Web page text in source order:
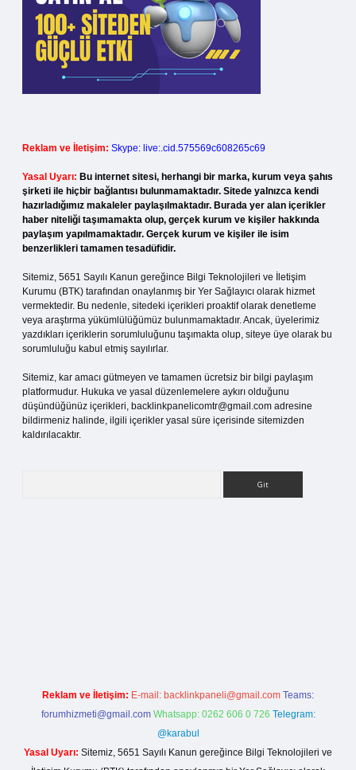
Reklam ve İletişim: Skype: live:.cid.575569c608265c69
Yasal Uyarı: Bu internet sitesi, herhangi bir marka, kurum veya şahıs
şirketi ile hiçbir bağlantısı bulunmamaktadır. Sitede yalnızca kendi
hazırladığımız makaleler paylaşılmaktadır. Burada yer alan içerikler
haber niteliği taşımamakta olup, gerçek kurum ve kişiler hakkında
paylaşım yapılmamaktadır. Gerçek kurum ve kişiler ile isim
benzerlikleri tamamen tesadüfidir.
Sitemiz, 5651 Sayılı Kanun gereğince Bilgi Teknolojileri ve İletişim
Kurumu (BTK) tarafından onaylanmış bir Yer Sağlayıcı olarak hizmet
vermektedir. Bu nedenle, sitedeki içerikleri proaktif olarak denetleme
veya araştırma yükümlülüğümüz bulunmamaktadır. Ancak, üyelerimiz
yazdıkları içeriklerin sorumluluğunu taşımakta olup, siteye üye olarak bu
sorumluluğu kabul etmiş sayılırlar.
Sitemiz, kar amacı gütmeyen ve tamamen ücretsiz bir bilgi paylaşım
platformudur. Hukuka ve yasal düzenlemelere aykırı olduğunu
düşündüğünüz içerikleri, backlinkpanelicomtr@gmail.com adresine
bildirmeniz halinde, ilgili içerikler yasal süre içerisinde sitemizden
kaldırılacaktır.
Reklam ve İletişim: E-mail: backlinkpaneli@gmail.com Teams:
forumhizmeti@gmail.com Whatsapp: 0262 606 0 726 Telegram:
@karabul
Yasal Uyarı: Sitemiz, 5651 Sayılı Kanun gereğince Bilgi Teknolojileri ve